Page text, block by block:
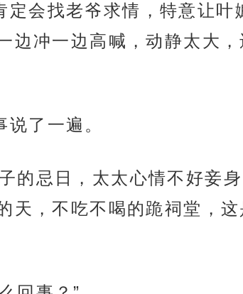
会找老爷求情，特意让叶
边冲一边高喊，动静太大
了一遍。
的忌日，太太心情不好妾
天，不吃不喝的跪祠堂，